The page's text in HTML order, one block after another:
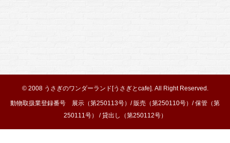
© 2008 うさぎのワンダーランド[うさぎとcafe]. All Right Reserved.
動物取扱業登録番号 展示（第250113号）/ 販売（第250110号）/ 保管（第
250111号） / 貸出し（第250112号）